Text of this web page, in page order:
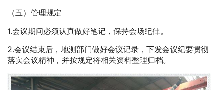
（五）管理规定
1.会议期间必须认真做好笔记，保持会场纪律。
2.会议结束后，地测部门做好会议记录，下发会议纪要贯彻
落实会议精神，并按规定将相关资料整理归档。